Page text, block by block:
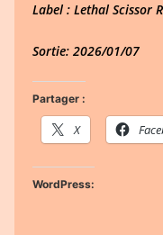
Label : Lethal Scissor
Sortie: 2026/01/07
Partager :
X
WordPress: